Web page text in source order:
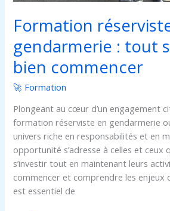
Formation
gendarmerie : tout
bien commencer
🚀 Formation
Plongeant au cœur d’un engagement
formation réserviste en gendarmerie
univers riche en responsabilités et en
opportunité s’adresse à celles et ceux
s’investir tout en maintenant leurs
commencer et comprendre les enjeux
est essentiel de